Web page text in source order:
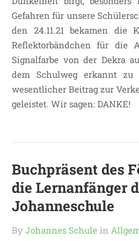
BÜRO
KLASSEN
KLASSE 2 MÖLLMANN
KLASSE 3A LANGENEKE
KLASSE 3B BUDEUS
KLASSE 4 DURRANT
OFFENE
GANZTAGSGRUNDSCHULE
KONTAKT
Gefahren für unsere
den 24.11.21 bekamen die
Reflektorbändchen für
Signalfarbe von der Dekra
dem Schulweg erkannt
wesentlicher Beitrag zur
geleistet. Wir sagen: DANKE!
Buchpräsent des
die Lernanfänger
Johanneschule
By Johannes Schule in